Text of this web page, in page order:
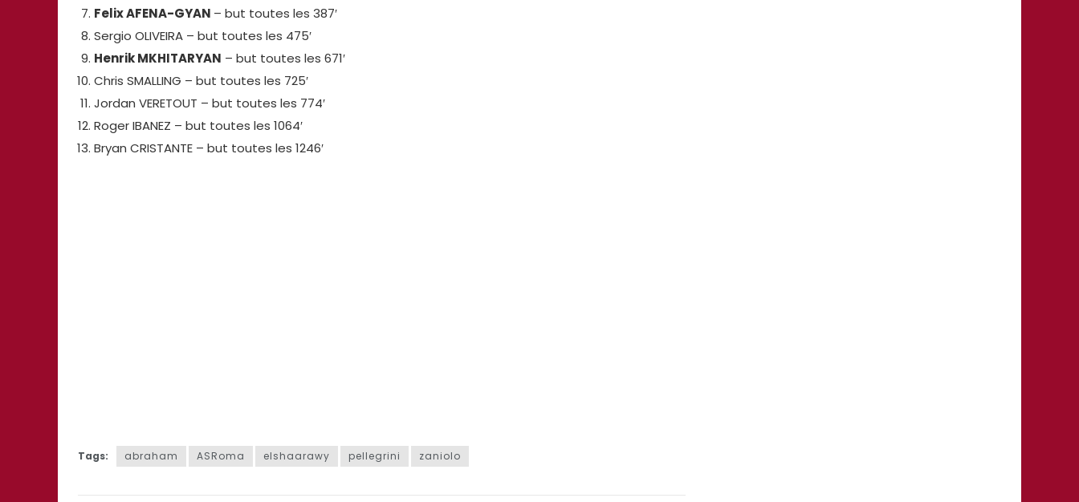
Felix AFENA-GYAN – but toutes les 387′
Sergio OLIVEIRA – but toutes les 475′
Henrik MKHITARYAN – but toutes les 671′
Chris SMALLING – but toutes les 725′
Jordan VERETOUT – but toutes les 774′
Roger IBANEZ – but toutes les 1064′
Bryan CRISTANTE – but toutes les 1246′
Tags: abraham ASRoma elshaarawy pellegrini zaniolo